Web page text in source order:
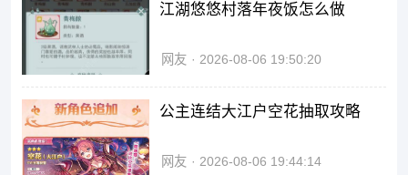
江湖悠悠村落年夜饭怎么做
网友 2026-08-06 19:50:20
公主连结大江户空花抽取攻略
网友 2026-08-06 19:44:14